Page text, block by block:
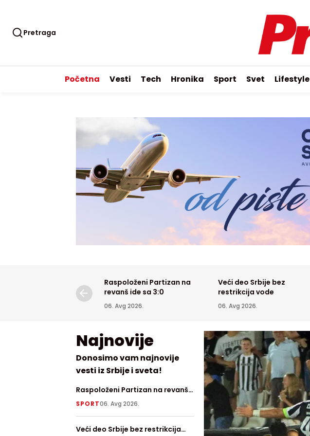
Pretraga
Početna Vesti Tech Hronika Sport Svet Lifestyle
Raspoloženi Partizan na
revanš ide sa 3:0
06. Avg 2026.
Veći deo Srbije bez
restrikcija vode
06. Avg 2026.
Najnovije
Donosimo vam najnovije
vesti iz Srbije i sveta!
Raspoloženi Partizan na revanš
ide sa 3:0
SPORT06. Avg 2026.
Veći deo Srbije bez restrikcija
Najnovija posmatranja Sunca
otkrila vrtloge plazme na
njegovoj površini
TECH 06. Avg 2026.
Danas vrhunac toplotnog